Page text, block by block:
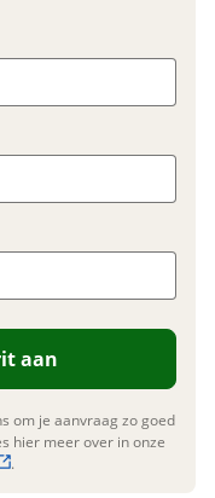
aan
om je aanvraag zo goed
hier meer over in onze
.